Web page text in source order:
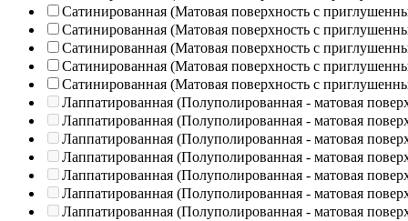
Сатинированная (Матовая поверхность с
Сатинированная (Матовая поверхность с
Сатинированная (Матовая поверхность с
Сатинированная (Матовая поверхность с
Сатинированная (Матовая поверхность с
Лаппатированная (Полуполированная - матовая
Лаппатированная (Полуполированная - матовая
Лаппатированная (Полуполированная - матовая
Лаппатированная (Полуполированная - матовая
Лаппатированная (Полуполированная - матовая
Лаппатированная (Полуполированная - матовая
Лаппатированная (Полуполированная - матовая